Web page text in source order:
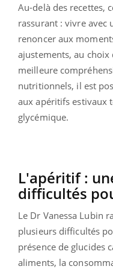
Au-delà des recettes,
rassurant : vivre avec
renoncer aux
ajustements, au choix
meilleure
nutritionnels, il est
aux apéritifs estivaux
glycémique.
L'apéritif :
difficultés
Le Dr Vanessa Lubin
plusieurs difficultés
présence de glucides
aliments, la